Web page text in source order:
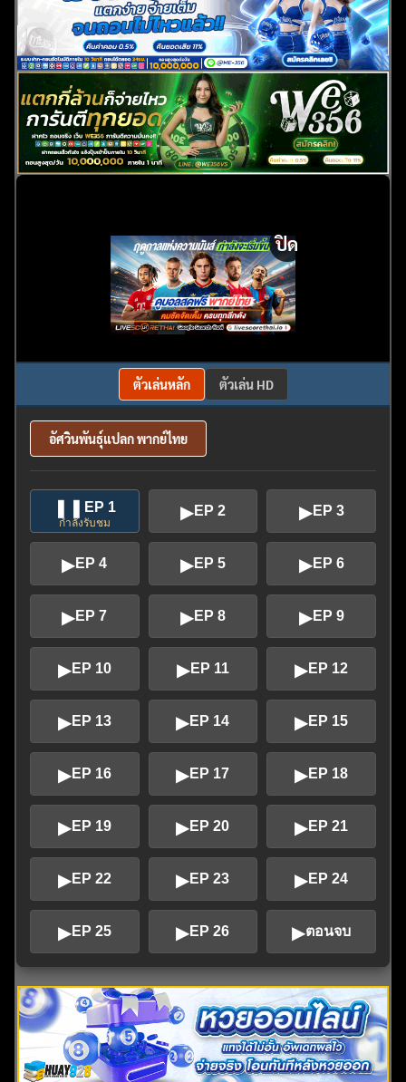
ปิด
ตัวเล่นหลัก ตัวเล่น HD
อัศวินพันธุ์แปลก พากย์ไทย
EP 1
กำลังรับชม
▶EP 2 ▶EP 3
▶EP 4 ▶EP 5 ▶EP 6
▶EP 7 ▶EP 8 ▶EP 9
▶EP 10 ▶EP 11 ▶EP 12
▶EP 13 ▶EP 14 ▶EP 15
▶EP 16 ▶EP 17 ▶EP 18
▶EP 19 ▶EP 20 ▶EP 21
▶EP 22 ▶EP 23 ▶EP 24
▶EP 25 ▶EP 26 ▶ตอนจบ